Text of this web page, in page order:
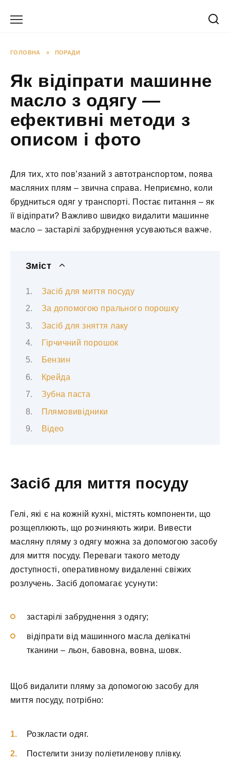
ГОЛОВНА » ПОРАДИ
Як відіпрати машинне
масло з одягу —
ефективні методи з
описом і фото
Для тих, хто пов’язаний з автотранспортом, поява
масляних плям – звична справа. Неприємно, коли
брудниться одяг у транспорті. Постає питання – як
її відіпрати? Важливо швидко видалити машинне
масло – застарілі забруднення усуваються важче.
Зміст
Засіб для миття посуду
За допомогою прального порошку
Засіб для зняття лаку
Гірчичний порошок
Бензин
Крейда
Зубна паста
Плямовивідники
Відео
Засіб для миття посуду
Гелі, які є на кожній кухні, містять компоненти, що
розщеплюють, що розчиняють жири. Вивести
масляну пляму з одягу можна за допомогою засобу
для миття посуду. Переваги такого методу
доступності, оперативному видаленні свіжих
розлучень. Засіб допомагає усунути:
застарілі забруднення з одягу;
відіпрати від машинного масла делікатні
тканини – льон, бавовна, вовна, шовк.
Щоб видалити пляму за допомогою засобу для
миття посуду, потрібно:
Розкласти одяг.
Постелити знизу поліетиленову плівку.